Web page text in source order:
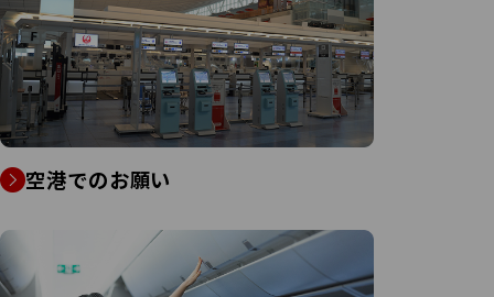
空港でのお願い